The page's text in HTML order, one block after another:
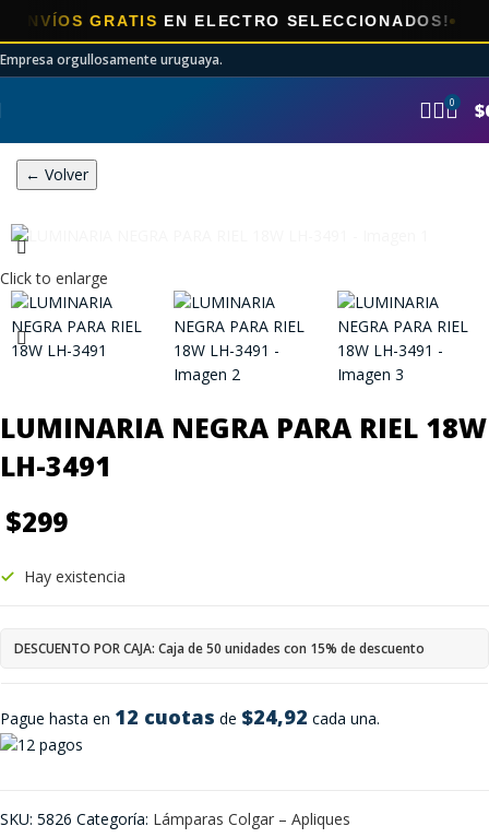
GRATISEN ELECTRO SELECCIONADOS!
Empresa orgullosamente uruguaya.
0 $
← Volver
Click to enlarge
LUMINARIA NEGRA PARA RIEL 18W
LH-3491
$299
Pague hasta en 12 cuotas de $24,92 cada una.
Hay existencia
DESCUENTO POR CAJA: Caja de 50 unidades con 15% de descuento
SKU: 5826 Categoría: Lámparas Colgar – Apliques